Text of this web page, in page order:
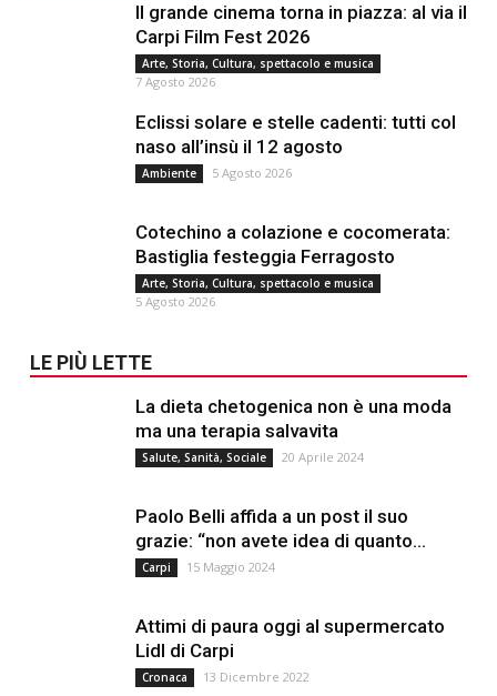
Il grande cinema torna in piazza: al via il
Carpi Film Fest 2026
Arte, Storia, Cultura, spettacolo e musica
7 Agosto 2026
Eclissi solare e stelle cadenti: tutti col
naso all’insù il 12 agosto
Ambiente 5 Agosto 2026
Cotechino a colazione e cocomerata:
Bastiglia festeggia Ferragosto
Arte, Storia, Cultura, spettacolo e musica
5 Agosto 2026
LE PIÙ LETTE
La dieta chetogenica non è una moda
ma una terapia salvavita
Salute, Sanità, Sociale 20 Aprile 2024
Paolo Belli affida a un post il suo
grazie: “non avete idea di quanto...
Carpi 15 Maggio 2024
Attimi di paura oggi al supermercato
Lidl di Carpi
Cronaca 13 Dicembre 2022